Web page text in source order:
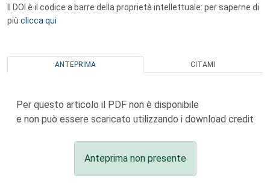
Il DOI è il codice a barre della proprietà intellettuale: per saperne di
più clicca qui
ANTEPRIMA CITAMI
Per questo articolo il PDF non è disponibile
e non può essere scaricato utilizzando i download credit
Anteprima non presente